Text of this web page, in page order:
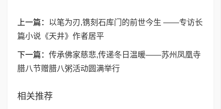
上一篇： 以笔为刃,镌刻石库门的前世今生 ——专访长
篇小说《天井》作者居平
下一篇： 传承佛家慈悲,传递冬日温暖——苏州凤凰寺
腊八节赠腊八粥活动圆满举行
相关推荐